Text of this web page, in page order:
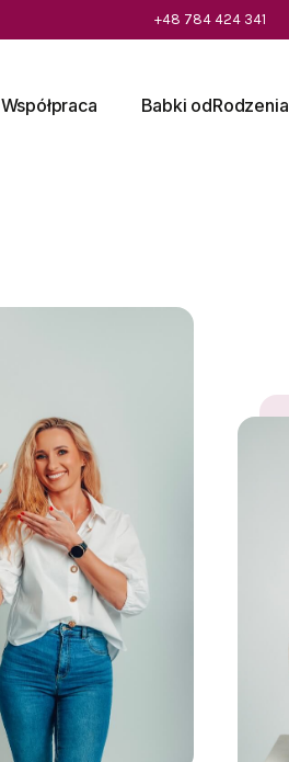
+48 784 424 341
Współpraca Babki odRodzenia